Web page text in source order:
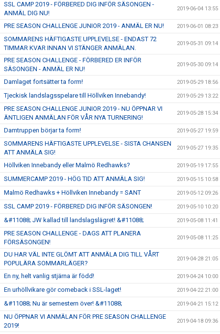
SSL CAMP 2019 - FÖRBERED DIG INFÖR SÄSONGEN -
ANMÄL DIG NU!
2019-06-04 13:55
PRE SEASON CHALLENGE JUNIOR 2019 - ANMÄL ER NU! 2019-06-01 08:23
SOMMARENS HÄFTIGASTE UPPLEVELSE - ENDAST 72
TIMMAR KVAR INNAN VI STÄNGER ANMÄLAN.
2019-05-31 09:14
PRE SEASON CHALLENGE - FÖRBERED ER INFÖR
SÄSONGEN - ANMÄL ER NU!
2019-05-30 09:14
Damlaget fortsätter ta form! 2019-05-29 18:56
Tjeckisk landslagsspelare till Höllviken Innebandy! 2019-05-29 13:22
PRE SEASON CHALLENGE JUNIOR 2019 - NU ÖPPNAR VI
ÄNTLIGEN ANMÄLAN FÖR VÅR NYA TURNERING!
2019-05-28 15:34
Damtruppen börjar ta form! 2019-05-27 19:59
SOMMARENS HÄFTIGASTE UPPLEVELSE - SISTA CHANSEN
ATT ANMÄLA SIG!
2019-05-27 19:35
Höllviken Innebandy eller Malmö Redhawks? 2019-05-19 17:55
SUMMERCAMP 2019 - HÖG TID ATT ANMÄLA SIG! 2019-05-15 10:58
Malmö Redhawks + Höllviken Innebandy = SANT 2019-05-12 09:26
SSL CAMP 2019 - FÖRBERED DIG INFÖR SÄSONGEN! 2019-05-10 10:20
&#11088; JW kallad till landslagslägret! &#11088; 2019-05-08 11:41
PRE SEASON CHALLENGE - DAGS ATT PLANERA
FÖRSÄSONGEN!
2019-05-08 11:25
DU HAR VÄL INTE GLÖMT ATT ANMÄLA DIG TILL VÅRT
POPULÄRA SOMMARLÄGER?
2019-04-28 21:05
En ny, helt vanlig stjärna är född! 2019-04-24 10:00
En urhöllvikare gör comeback i SSL-laget! 2019-04-22 21:00
&#11088; Nu är semestern över! &#11088; 2019-04-21 15:12
NU ÖPPNAR VI ANMÄLAN FÖR PRE SEASON CHALLENGE
2019!
2019-04-18 09:36